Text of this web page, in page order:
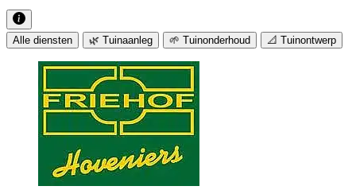
Alle diensten 🌿 Tuinaanleg 🌱 Tuinonderhoud 📐 Tuinontwerp